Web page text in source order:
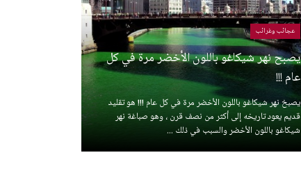
عجائب وغرائب
يصبح نهر شيكاغو باللون الأخضر مرة في كل
عام !!!
يصبخ نهر شيكاغو باللون الأخضر مرة في كل عام !!! هو تقليد
قديم يعود تاريخه إلى أكثر من نصف قرن ، وهو صباغة نهر
شيكاغو باللون الأخضر والسبب في ذلك ...